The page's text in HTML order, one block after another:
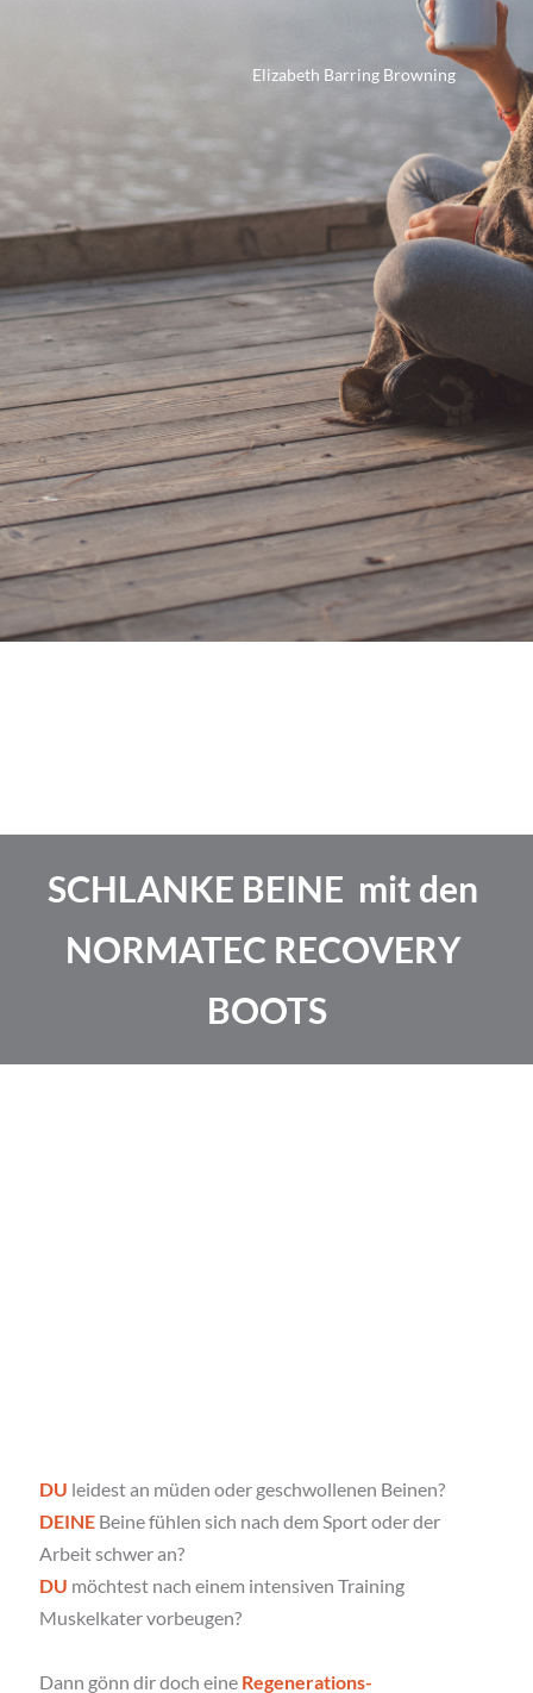
Elizabeth Barring Browning
SCHLANKE BEINE  mit den
NORMATEC RECOVERY
BOOTS
DU leidest an müden oder geschwollenen Beinen?
DEINE Beine fühlen sich nach dem Sport oder der
Arbeit schwer an?
DU möchtest nach einem intensiven Training
Muskelkater vorbeugen?
Dann gönn dir doch eine Regenerations-